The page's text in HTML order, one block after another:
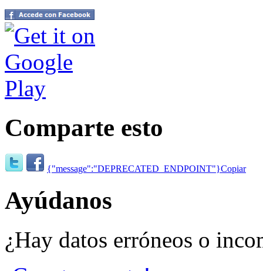
Comparte esto
{"message":"DEPRECATED_ENDPOINT"}Copiar
Ayúdanos
¿Hay datos erróneos o